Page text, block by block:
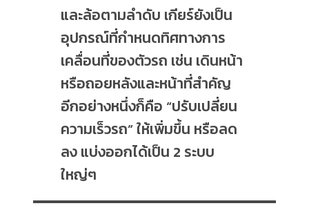
และล้อตามลำดับ เกียร์ยังเป็น
อุปกรณ์ที่กำหนดทิศทางการ
เคลื่อนที่ของตัวรถ เช่น เดินหน้า
หรือถอยหลังและหน้าที่สำคัญ
อีกอย่างหนึ่งก็คือ “ปรับเปลี่ยน
ความเร็วรถ” ให้เพิ่มขึ้น หรือลด
ลง แบ่งออกได้เป็น 2 ระบบ
ใหญ่ๆ